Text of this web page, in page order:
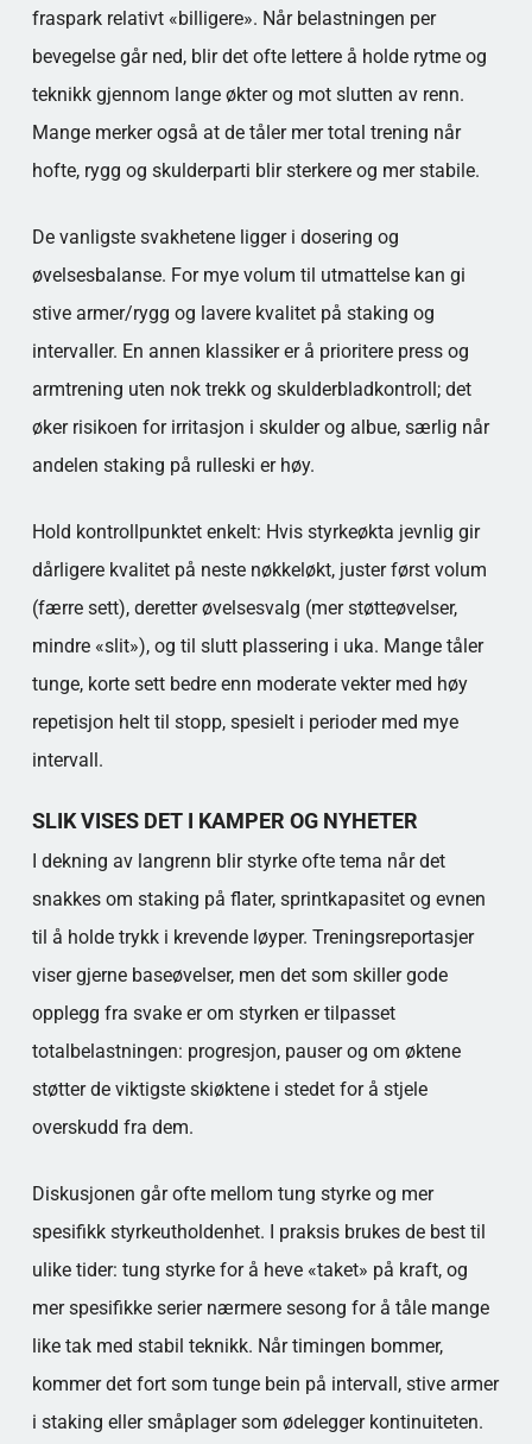
fraspark relativt «billigere». Når belastningen per
bevegelse går ned, blir det ofte lettere å holde rytme og
teknikk gjennom lange økter og mot slutten av renn.
Mange merker også at de tåler mer total trening når
hofte, rygg og skulderparti blir sterkere og mer stabile.
De vanligste svakhetene ligger i dosering og
øvelsesbalanse. For mye volum til utmattelse kan gi
stive armer/rygg og lavere kvalitet på staking og
intervaller. En annen klassiker er å prioritere press og
armtrening uten nok trekk og skulderbladkontroll; det
øker risikoen for irritasjon i skulder og albue, særlig når
andelen staking på rulleski er høy.
Hold kontrollpunktet enkelt: Hvis styrkeøkta jevnlig gir
dårligere kvalitet på neste nøkkeløkt, juster først volum
(færre sett), deretter øvelsesvalg (mer støtteøvelser,
mindre «slit»), og til slutt plassering i uka. Mange tåler
tunge, korte sett bedre enn moderate vekter med høy
repetisjon helt til stopp, spesielt i perioder med mye
intervall.
SLIK VISES DET I KAMPER OG NYHETER
I dekning av langrenn blir styrke ofte tema når det
snakkes om staking på flater, sprintkapasitet og evnen
til å holde trykk i krevende løyper. Treningsreportasjer
viser gjerne baseøvelser, men det som skiller gode
opplegg fra svake er om styrken er tilpasset
totalbelastningen: progresjon, pauser og om øktene
støtter de viktigste skiøktene i stedet for å stjele
overskudd fra dem.
Diskusjonen går ofte mellom tung styrke og mer
spesifikk styrkeutholdenhet. I praksis brukes de best til
ulike tider: tung styrke for å heve «taket» på kraft, og
mer spesifikke serier nærmere sesong for å tåle mange
like tak med stabil teknikk. Når timingen bommer,
kommer det fort som tunge bein på intervall, stive armer
i staking eller småplager som ødelegger kontinuiteten.